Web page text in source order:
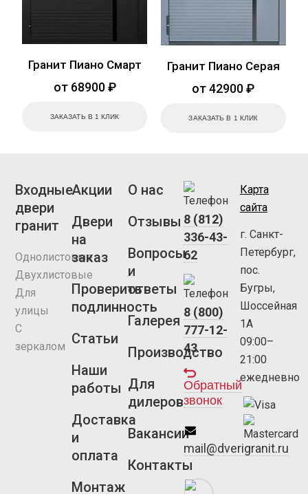
Гранит Пиано Смарт
от 68900 ₽
ЗАКАЗАТЬ В 1 КЛИК
Гранит Пиано Серая
от 42900 ₽
ЗАКАЗАТЬ В 1 КЛИК
Входные
двери
гранит
Однолистовые
Двухлистовые
Для
улицы
С
зеркалом
Акции
Двери
на
заказ
Проверить
подлинность
Статьи
Наши
работы
Доставка
и
оплата
Монтаж
О нас
Отзывы
Вопросы
и
ответы
Галерея
Производство
Для
дилеров
Вакансии
Контакты
8 (812)
336-43-
62
8 (800)
777-12-
43
Обратный
звонок
mail@dverigranit.ru
Карта
сайта
г. Санкт-
Петербург,
пос.
Бугры,
Шоссейная
1А
09:00–
21:00
ежедневно